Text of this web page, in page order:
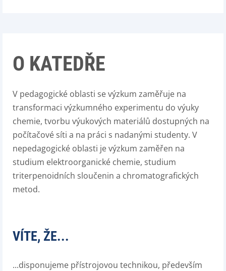
O KATEDŘE
V pedagogické oblasti se výzkum zaměřuje na
transformaci výzkumného experimentu do výuky
chemie, tvorbu výukových materiálů dostupných na
počítačové síti a na práci s nadanými studenty. V
nepedagogické oblasti je výzkum zaměřen na
studium elektroorganické chemie, studium
triterpenoidních sloučenin a chromatografických
metod.
VÍTE, ŽE...
...disponujeme přístrojovou technikou, především